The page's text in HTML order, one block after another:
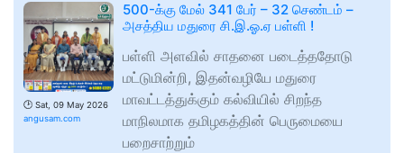
🕑 Sat, 09 May 2026
angusam.com
500-க்கு மேல் 341 பேர் – 32 செண்டம் –
அசத்திய மதுரை சி.இ.ஓ.ஏ பள்ளி !
பள்ளி அளவில் சாதனை படைத்ததோடு
மட்டுமின்றி, இதன்வழியே மதுரை
மாவட்டத்துக்கும் கல்வியில் சிறந்த
மாநிலமாக தமிழகத்தின் பெருமையை
பறைசாற்றும்